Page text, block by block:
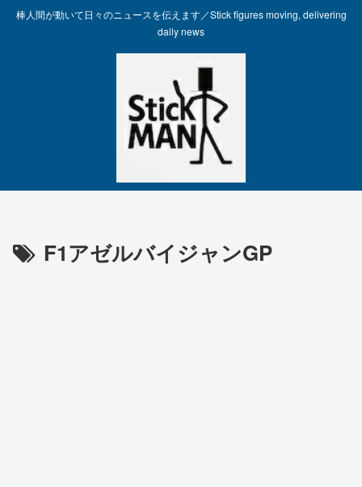
棒人間が動いて日々のニュースを伝えます／Stick figures moving, delivering
daily news
F1アゼルバイジャンGP